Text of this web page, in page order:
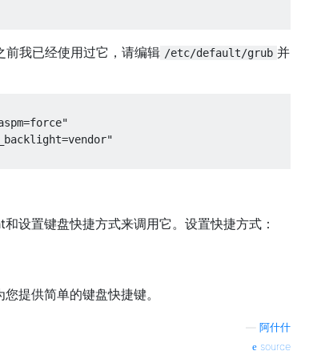
前我已经使用过它，请编辑 /etc/default/grub 并
置键盘快捷方式来调用它。设置快捷方式：
提供简单的键盘快捷键。
阿什什
source